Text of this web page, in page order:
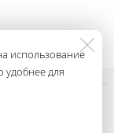
использование
удобнее для